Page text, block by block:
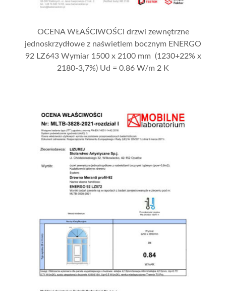
OCENA WŁAŚCIWOŚCI drzwi zewnętrzne
jednoskrzydłowe z naświetlem bocznym ENERGO
92 LZ643 Wymiar 1500 x 2100 mm (1230+22% x
2180-3,7%) Ud = 0.86 W/m 2 K